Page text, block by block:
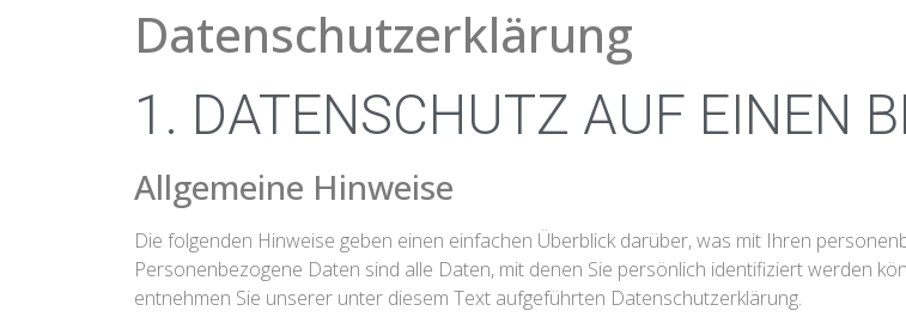
Datenschutz­erklärung
1. DATENSCHUTZ AUF EINEN
Allgemeine Hinweise
Die folgenden Hinweise geben einen einfachen Überblick darüber, was mit Ihren
Personenbezogene Daten sind alle Daten, mit denen Sie persönlich identifiziert werden
entnehmen Sie unserer unter diesem Text aufgeführten Datenschutzerklärung.